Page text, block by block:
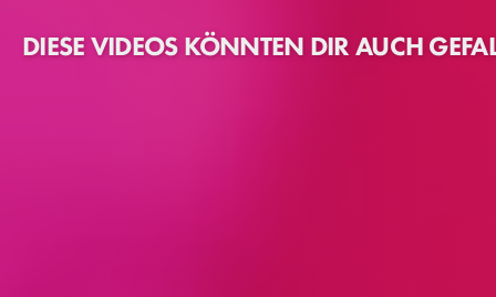
DIESE VIDEOS KÖNNTEN DIR AUCH